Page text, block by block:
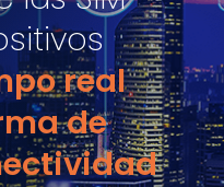
real
de